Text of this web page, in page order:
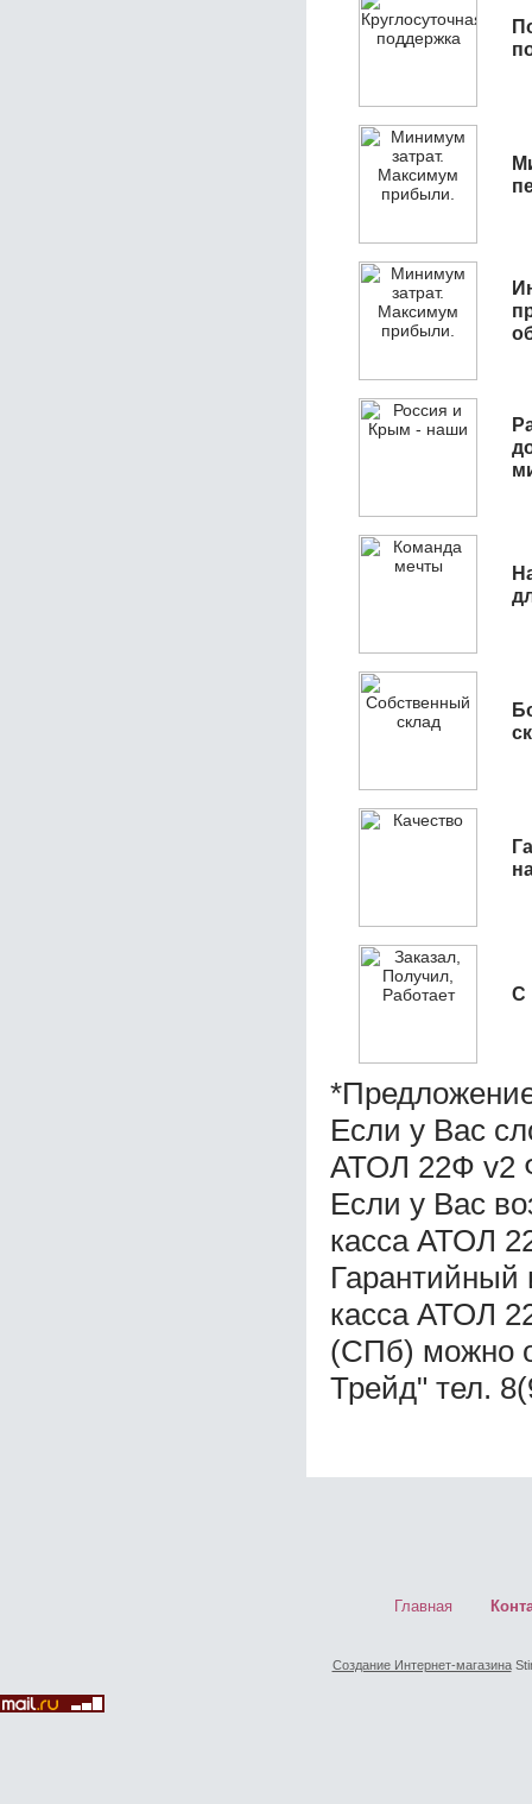
С
Если у Вас
АТОЛ 22Ф v2
Если у Вас
касса АТОЛ
Гарантийный
касса АТОЛ
(СПб) можно
Трейд" тел.
Главная
Создание Интернет-магазина